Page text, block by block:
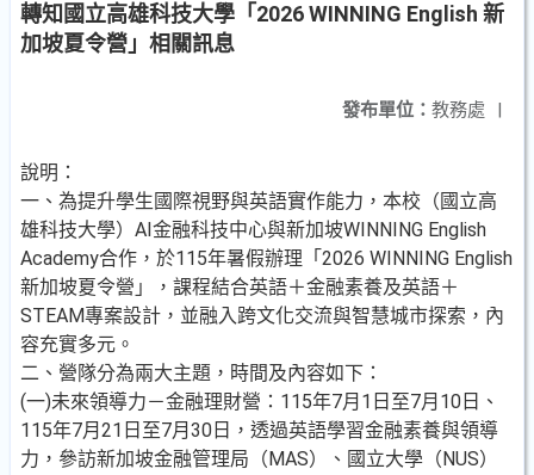
轉知國立高雄科技大學「2026 WINNING English 新
加坡夏令營」相關訊息
發布單位： 教務處 |
說明：
一、為提升學生國際視野與英語實作能力，本校（國立高
雄科技大學）AI金融科技中心與新加坡WINNING English
Academy合作，於115年暑假辦理「2026 WINNING English
新加坡夏令營」，課程結合英語＋金融素養及英語＋
STEAM專案設計，並融入跨文化交流與智慧城市探索，內
容充實多元。
二、營隊分為兩大主題，時間及內容如下：
(一)未來領導力－金融理財營：115年7月1日至7月10日、
115年7月21日至7月30日，透過英語學習金融素養與領導
力，參訪新加坡金融管理局（MAS）、國立大學（NUS）